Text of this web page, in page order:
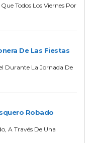
Todos Los Viernes Por
De Las Fiestas
Durante La Jornada De
Robado
A Través De Una